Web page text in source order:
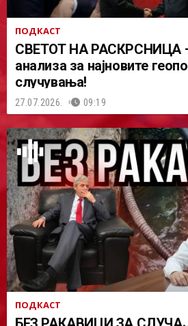
ПОДКАСТ
СВЕТОТ НА РАСКРСНИЦА –
анализа за најновите
случувања!
27.07.2026. 09:19
ПОДКАСТ